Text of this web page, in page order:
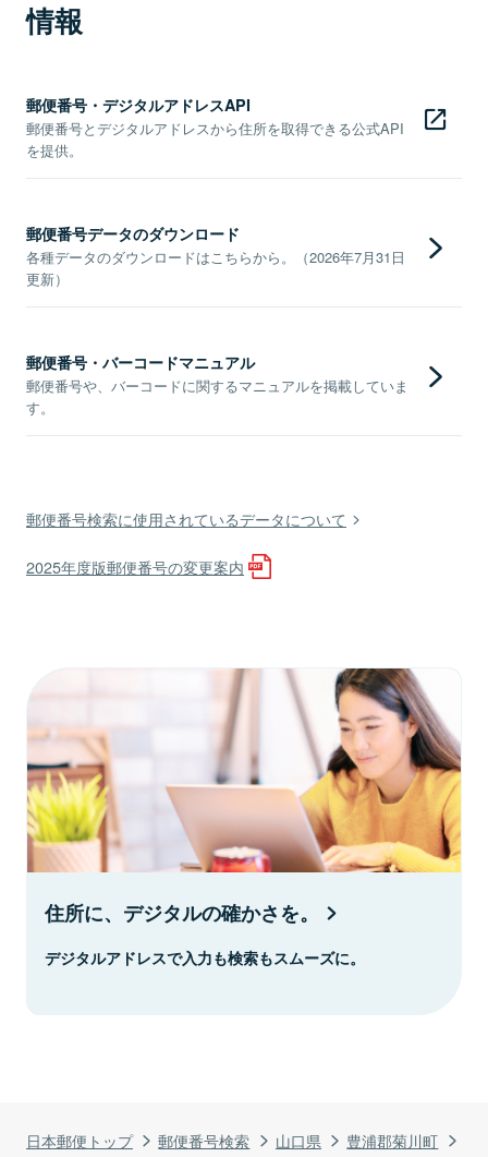
日本郵便トップ 郵便番号検索 山口県
豊浦郡菊川町
情報
郵便番号・デジタルアドレスAPI
郵便番号とデジタルアドレスから住所を取得できる公式API
を提供。
郵便番号データのダウンロード
各種データのダウンロードはこちらから。（2026年7月31日
更新）
郵便番号・バーコードマニュアル
郵便番号や、バーコードに関するマニュアルを掲載していま
す。
郵便番号検索に使用されているデータについて
2025年度版郵便番号の変更案内
住所に、デジタルの確かさを。
デジタルアドレスで入力も検索もスムーズに。